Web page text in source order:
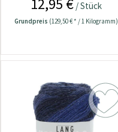
12,95 €/ Stück
Grundpreis (129,50 € * / 1 Kilogramm)